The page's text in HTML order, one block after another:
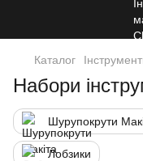
Каталог
Набори
Шурупокрути
Лобзики